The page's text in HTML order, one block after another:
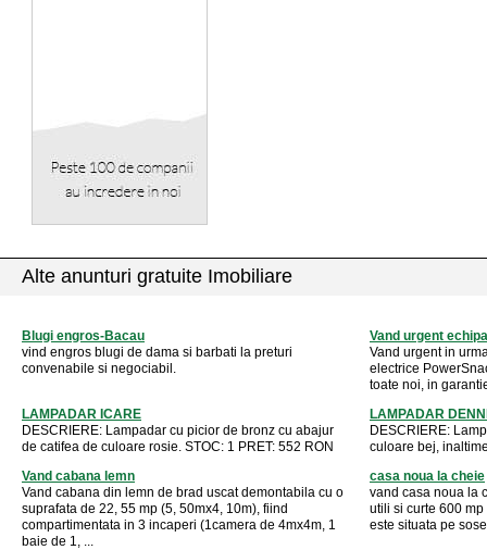
Alte anunturi gratuite Imobiliare
Blugi engros-Bacau
vind engros blugi de dama si barbati la preturi
convenabile si negociabil.
Vand urgent
Vand urgent in
electrice
toate noi, in
LAMPADAR ICARE
DESCRIERE: Lampadar cu picior de bronz cu abajur
de catifea de culoare rosie. STOC: 1 PRET: 552 RON
LAMPADAR
DESCRIERE:
culoare bej,
Vand cabana lemn
Vand cabana din lemn de brad uscat demontabila cu o
suprafata de 22, 55 mp (5, 50mx4, 10m), fiind
compartimentata in 3 incaperi (1camera de 4mx4m, 1
baie de 1, ...
casa noua la cheie
vand casa noua la
utili si curte 600
este situata pe